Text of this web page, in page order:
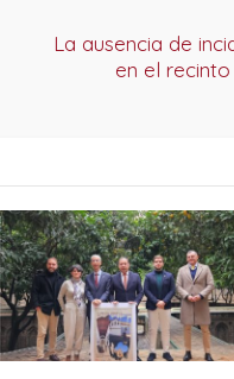
La ausencia de
en el